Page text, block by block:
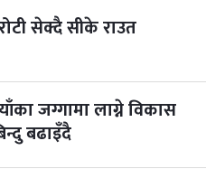
सेक्दै सीके राउत
जग्गामा लाग्ने विकास
बढाइँदै